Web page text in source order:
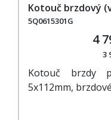
Kotouč brzdový
5Q0615301G
4
3
Kotouč brzdy
5x112mm,